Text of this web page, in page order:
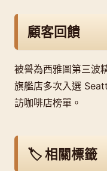
顧客回饋
被譽為西雅圖第三波
旗艦店多次入選
訪咖啡店榜單。
🏷️ 相關標籤